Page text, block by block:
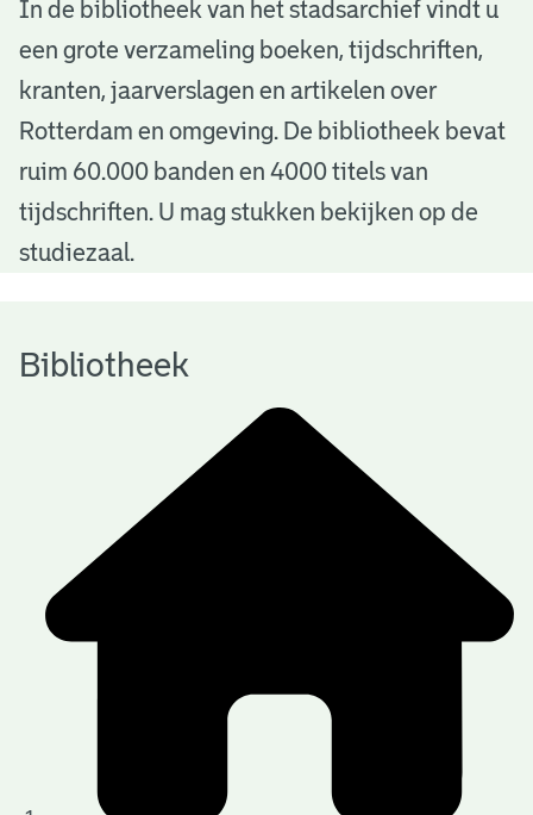
B
b
o
h
In de bibliotheek van het stadsarchief vindt u
een grote verzameling boeken, tijdschriften,
kranten, jaarverslagen en artikelen over
Rotterdam en omgeving. De bibliotheek bevat
ruim 60.000 banden en 4000 titels van
tijdschriften. U mag stukken bekijken op de
studiezaal.
Bibliotheek